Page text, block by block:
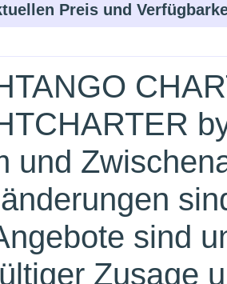
Preis und
und
sind
Zusage